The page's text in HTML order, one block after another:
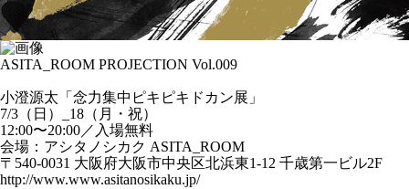
ASITA_ROOM PROJECTION Vol.009
小澄源太「念力集中ピキピキドカン展」
7/3（日）_18（月・祝）
12:00〜20:00／入場無料
会場：アシタノシカク ASITA_ROOM
〒540-0031 大阪府大阪市中央区北浜東1-12 千歳第一ビル2F
http://www.www.asitanosikaku.jp/